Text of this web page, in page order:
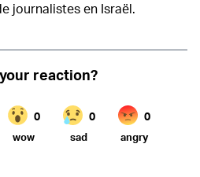
journalistes en Israël.